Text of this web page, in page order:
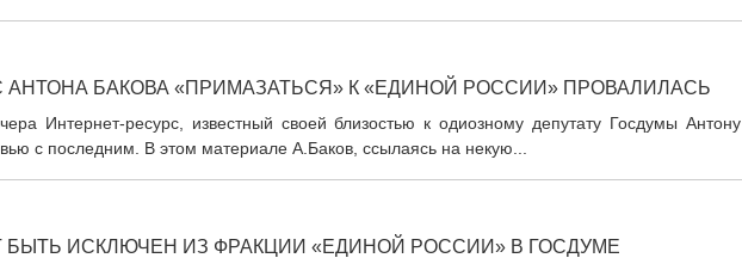
БАКОВА «ПРИМАЗАТЬСЯ» К «ЕДИНОЙ РОССИИ» ПРОВАЛИЛАСЬ
Интернет-ресурс, известный своей близостью к одиозному депутату Госдумы Антону
с последним. В этом материале А.Баков, ссылаясь на некую...
ИСКЛЮЧЕН ИЗ ФРАКЦИИ «ЕДИНОЙ РОССИИ» В ГОСДУМЕ